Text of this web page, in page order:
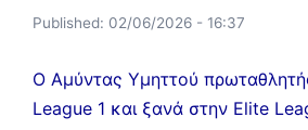
Published: 02/06/2026 - 16:37
Ο Αμύντας Υμηττού
League 1 και ξανά στην Elite